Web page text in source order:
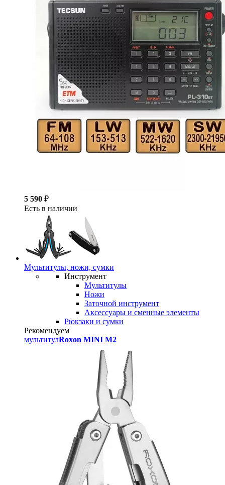
5 590 ₽
Есть в наличии
Мультитулы, ножи, сумки
Инструмент
Мультитулы
Ножи
Заточной инструмент
Аксессуары и сменные элементы
Рюкзаки и сумки
Рекомендуем
мультитулRoxon MINI M2